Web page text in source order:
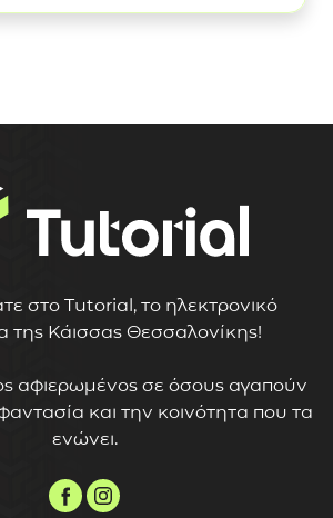
στο Tutorial, το ηλεκτρονικό
της Κάισσας Θεσσαλονίκης!
αφιερωμένος σε όσους αγαπούν
και την κοινότητα που τα
ενώνει.